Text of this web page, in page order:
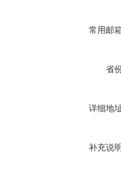
常用邮
省
详细地
补充说